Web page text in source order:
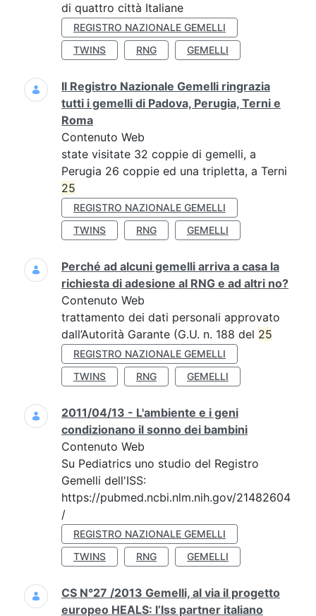
di quattro città Italiane
REGISTRO NAZIONALE GEMELLI
TWINS
RNG GEMELLI
Il Registro Nazionale Gemelli ringrazia
tutti i gemelli di Padova, Perugia, Terni e
Roma
Contenuto Web
state visitate 32 coppie di gemelli, a
Perugia 26 coppie ed una tripletta, a Terni
25
REGISTRO NAZIONALE GEMELLI
TWINS
RNG GEMELLI
Perché ad alcuni gemelli arriva a casa la
richiesta di adesione al RNG e ad altri no?
Contenuto Web
trattamento dei dati personali approvato
dall’Autorità Garante (G.U. n. 188 del 25
REGISTRO NAZIONALE GEMELLI
TWINS
RNG GEMELLI
2011/04/13 - L'ambiente e i geni
condizionano il sonno dei bambini
Contenuto Web
Su Pediatrics uno studio del Registro
Gemelli dell'ISS:
https://pubmed.ncbi.nlm.nih.gov/21482604
/
REGISTRO NAZIONALE GEMELLI
TWINS
RNG GEMELLI
CS N°27 /2013 Gemelli, al via il progetto
europeo HEALS: l’Iss partner italiano